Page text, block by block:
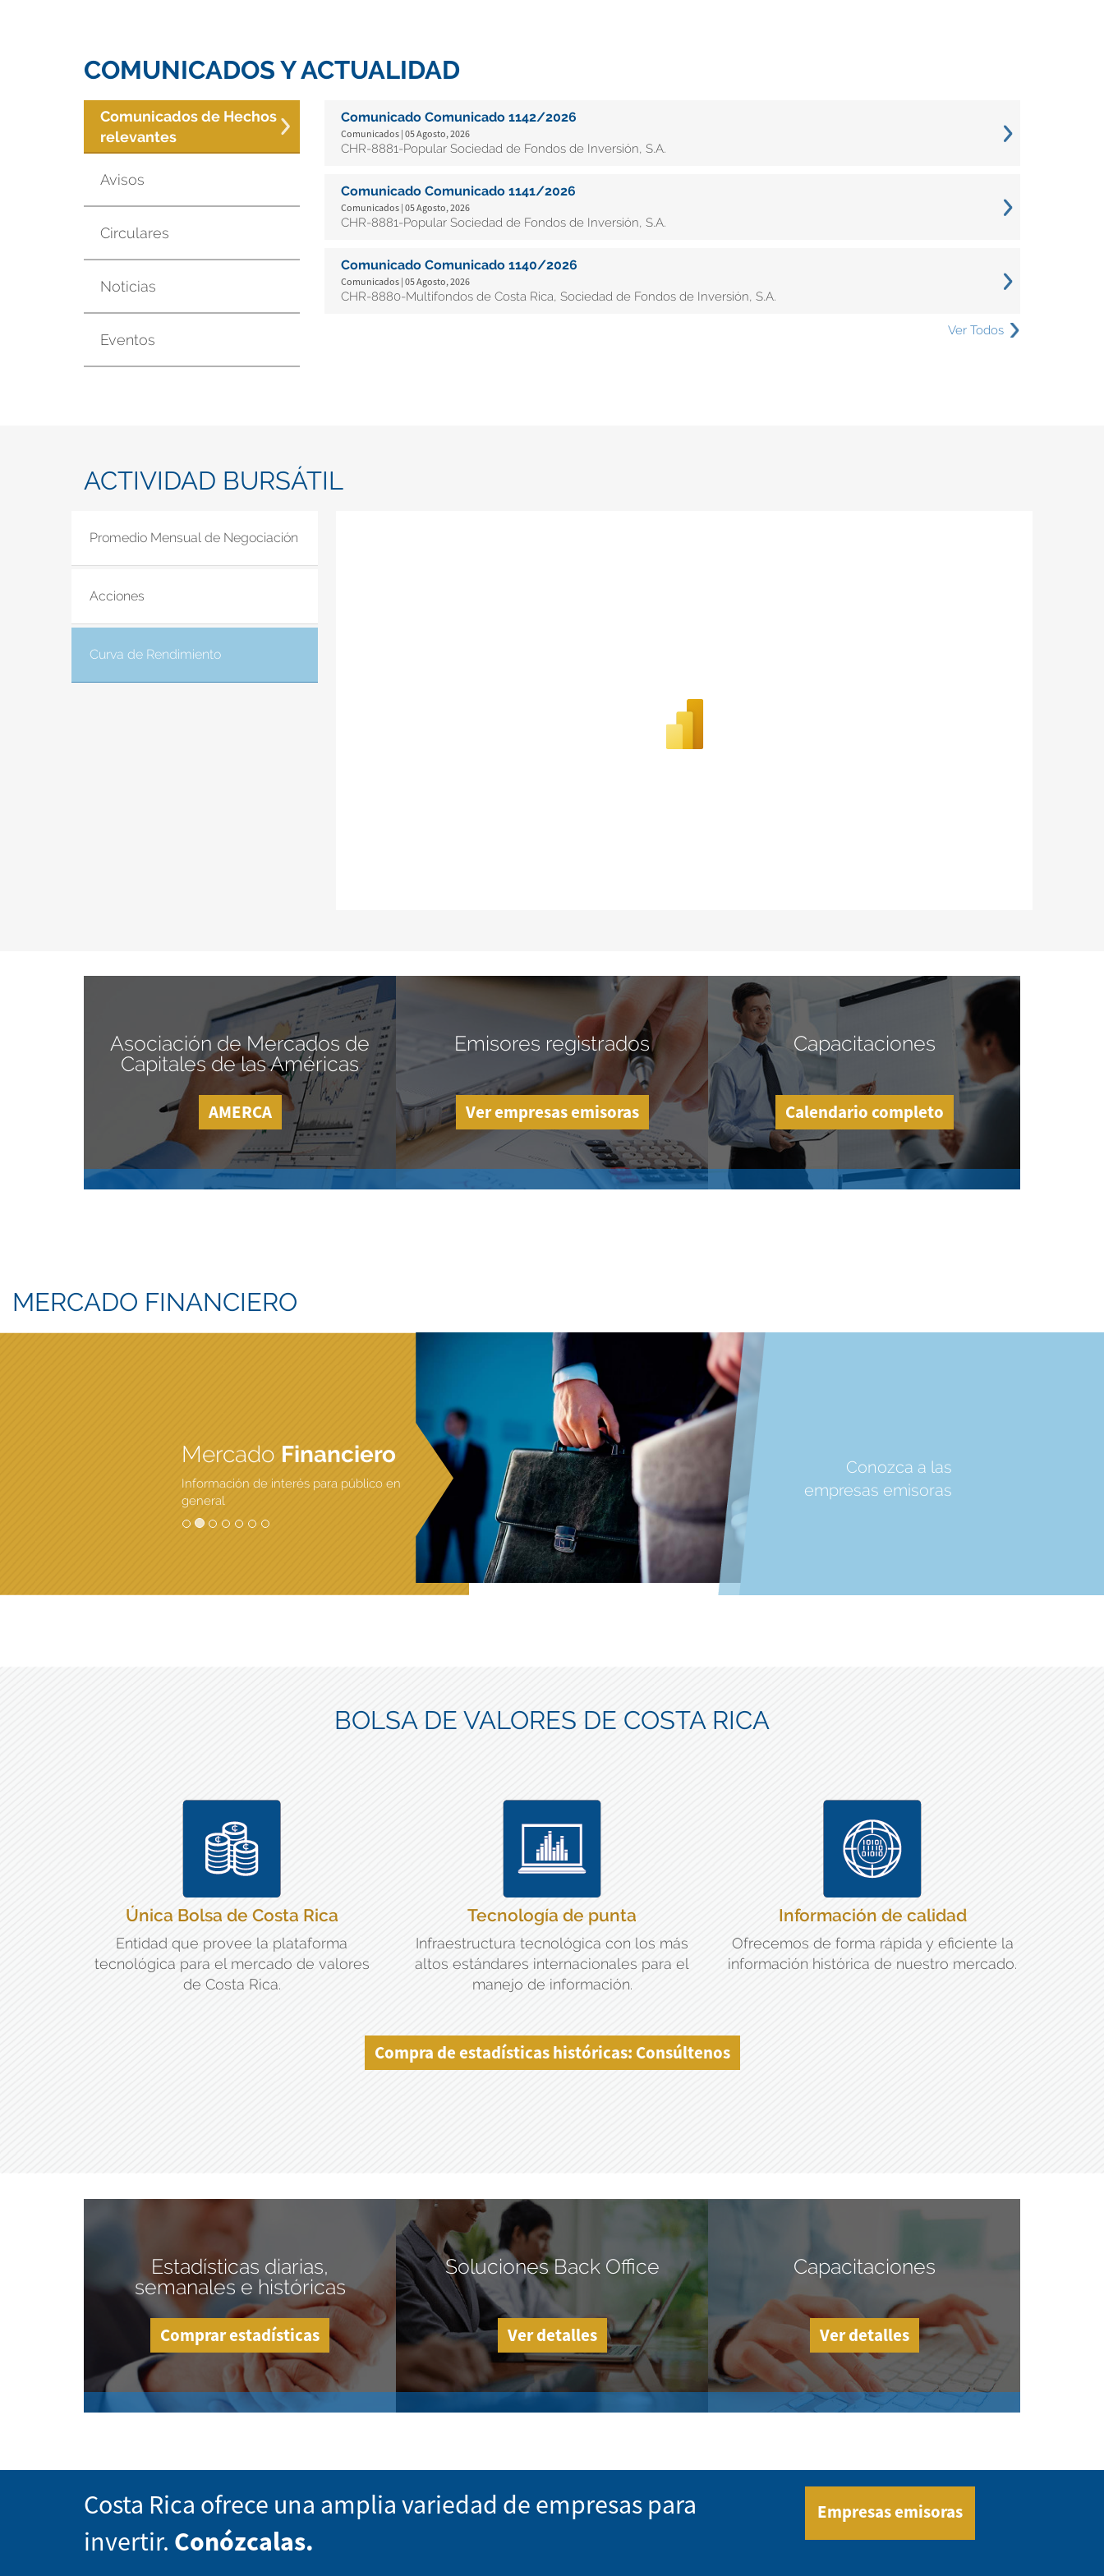
COMUNICADOS Y ACTUALIDAD
Comunicados de Hechos
relevantes
Avisos
Circulares
Noticias
Eventos
Comunicado Comunicado 1142/2026
Comunicados | 05 Agosto, 2026
CHR-8881-Popular Sociedad de Fondos de Inversión, S.A.
Comunicado Comunicado 1141/2026
Comunicados | 05 Agosto, 2026
CHR-8881-Popular Sociedad de Fondos de Inversión, S.A.
Comunicado Comunicado 1140/2026
Comunicados | 05 Agosto, 2026
CHR-8880-Multifondos de Costa Rica, Sociedad de Fondos de Inversión, S.A.
Ver Todos
ACTIVIDAD BURSÁTIL
Promedio Mensual de Negociación
Acciones
Curva de Rendimiento
Asociación de Mercados de
Capitales de las Américas
AMERCA
Emisores registrados
Ver empresas emisoras
Capacitaciones
Calendario completo
MERCADO FINANCIERO
Mercado Financiero
Información de interés para público en
general
Conozca a las
empresas emisoras
BOLSA DE VALORES DE COSTA RICA
Única Bolsa de Costa Rica
Entidad que provee la plataforma
tecnológica para el mercado de valores
de Costa Rica.
Tecnología de punta
Infraestructura tecnológica con los más
altos estándares internacionales para el
manejo de información.
Información de calidad
Ofrecemos de forma rápida y eficiente la
información histórica de nuestro mercado.
Compra de estadísticas históricas: Consúltenos
Estadísticas diarias,
semanales e históricas
Comprar estadísticas
Soluciones Back Office
Ver detalles
Capacitaciones
Ver detalles
Costa Rica ofrece una amplia variedad de empresas para
invertir. Conózcalas.
Empresas emisoras